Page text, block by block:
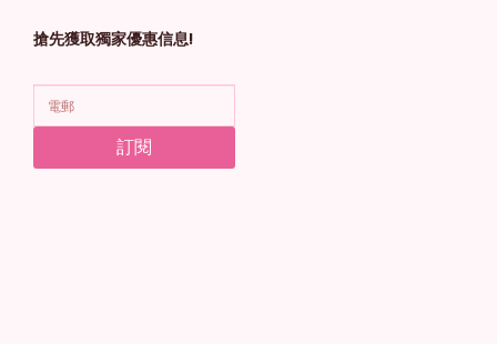
搶先獲取獨家優惠信息!
訂閱